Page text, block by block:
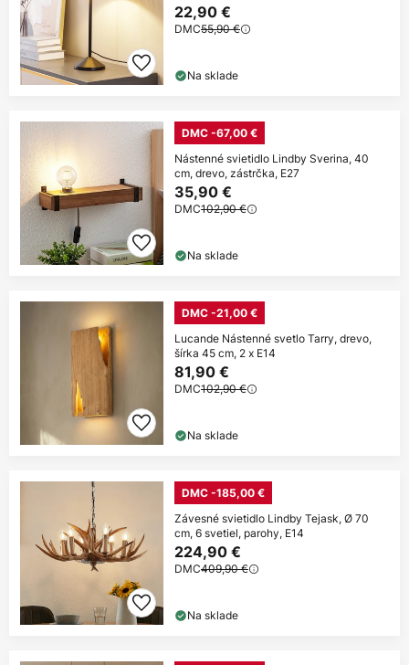
22,90 €
DMC55,90 €
Na sklade
DMC -67,00 €
Nástenné svietidlo Lindby Sverina, 40
cm, drevo, zástrčka, E27
35,90 €
DMC102,90 €
Na sklade
DMC -21,00 €
Lucande Nástenné svetlo Tarry, drevo,
šírka 45 cm, 2 x E14
81,90 €
DMC102,90 €
Na sklade
DMC -185,00 €
Závesné svietidlo Lindby Tejask, Ø 70
cm, 6 svetiel, parohy, E14
224,90 €
DMC409,90 €
Na sklade